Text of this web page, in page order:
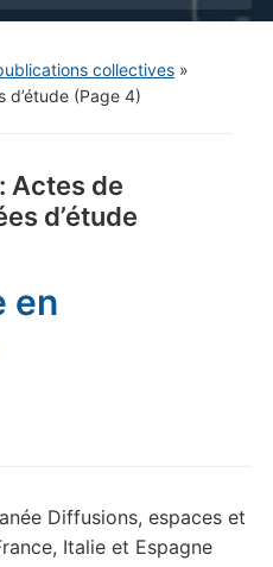
collectives»
d’étude(Page 4)
Actes de
d’étude
en
Diffusions, espaces et
Italie et Espagne